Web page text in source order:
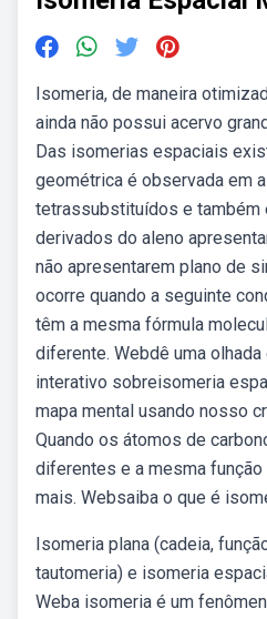
Isomeria, de maneira
ainda não possui acervo
Das isomerias espaciais
geométrica é observada em
tetrassubstituídos e também
derivados do aleno
não apresentarem plano de
ocorre quando a seguinte
têm a mesma fórmula
diferente. Webdê uma
interativo sobreisomeria
mapa mental usando nosso
Quando os átomos de
diferentes e a mesma função
mais. Websaiba o que é
Isomeria plana (cadeia,
tautomeria) e isomeria
Weba isomeria é um